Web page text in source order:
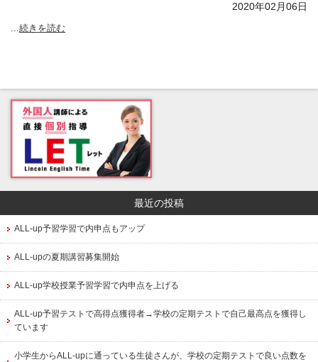
2020年02月06日
...続きを読む
最近の投稿
ALL-up予習学習で内申点もアップ
ALL-upの夏期講習募集開始
ALL-up学校授業予習学習で内申点を上げる
ALL-up予習テストで高得点獲得者→学校の定期テストで自己最高点を獲得し
ています
小学生からALL-upに通っている生徒さんが、学校の定期テストで良い点数を